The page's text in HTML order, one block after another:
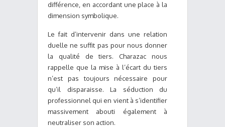
différence, en accordant une place à la
dimension symbolique.
Le fait d’intervenir dans une relation
duelle ne suffit pas pour nous donner
la qualité de tiers. Charazac nous
rappelle que la mise à l’écart du tiers
n’est pas toujours nécessaire pour
qu’il disparaisse. La séduction du
professionnel qui en vient à s’identifier
massivement abouti également à
neutraliser son action.